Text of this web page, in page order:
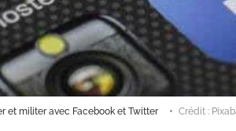
et militer avec Facebook et Twitter Crédit :